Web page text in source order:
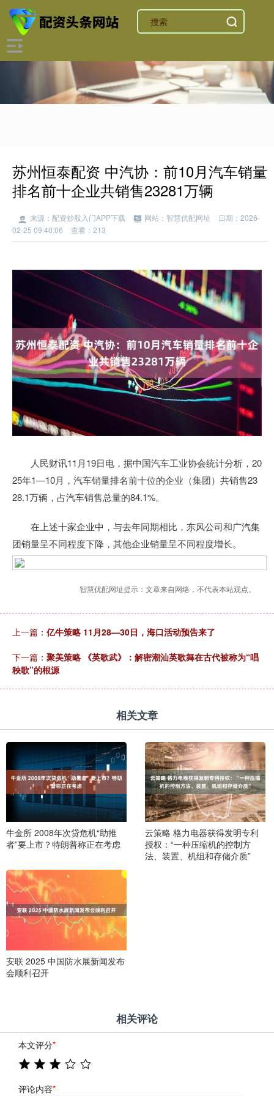
苏州恒泰配资 中汽协：前10月汽车销量
排名前十企业共销售23281万辆
来源：配资炒股入门APP下载 网站：智慧优配网址
日期：2026-
02-25 09:40:06
查看：213
人民财讯11月19日电，据中国汽车工业协会统计分析，20
25年1—10月，汽车销量排名前十位的企业（集团）共销售23
28.1万辆，占汽车销售总量的84.1%。
在上述十家企业中，与去年同期相比，东风公司和广汽集
团销量呈不同程度下降，其他企业销量呈不同程度增长。
智慧优配网址提示：文章来自网络，不代表本站观点。
上一篇： 亿牛策略 11月28—30日，海口活动预告来了
下一篇： 聚美策略 《英歌武》：解密潮汕英歌舞在古代被称为“唱
秧歌”的根源
相关文章
牛金所 2008年次贷危机“助推
者”要上市？特朗普称正在考虑
云策略 格力电器获得发明专利
授权：“一种压缩机的控制方
法、装置、机组和存储介质”
安联 2025 中国防水展新闻发布
会顺利召开
相关评论
本文评分*
评论内容*